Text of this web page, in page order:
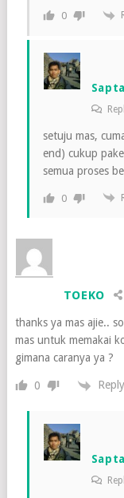
0
setuju mas,
end) cukup
semua proses
0
TOEKO
thanks ya mas ajie..
mas untuk memakai
gimana caranya ya ?
0 Reply